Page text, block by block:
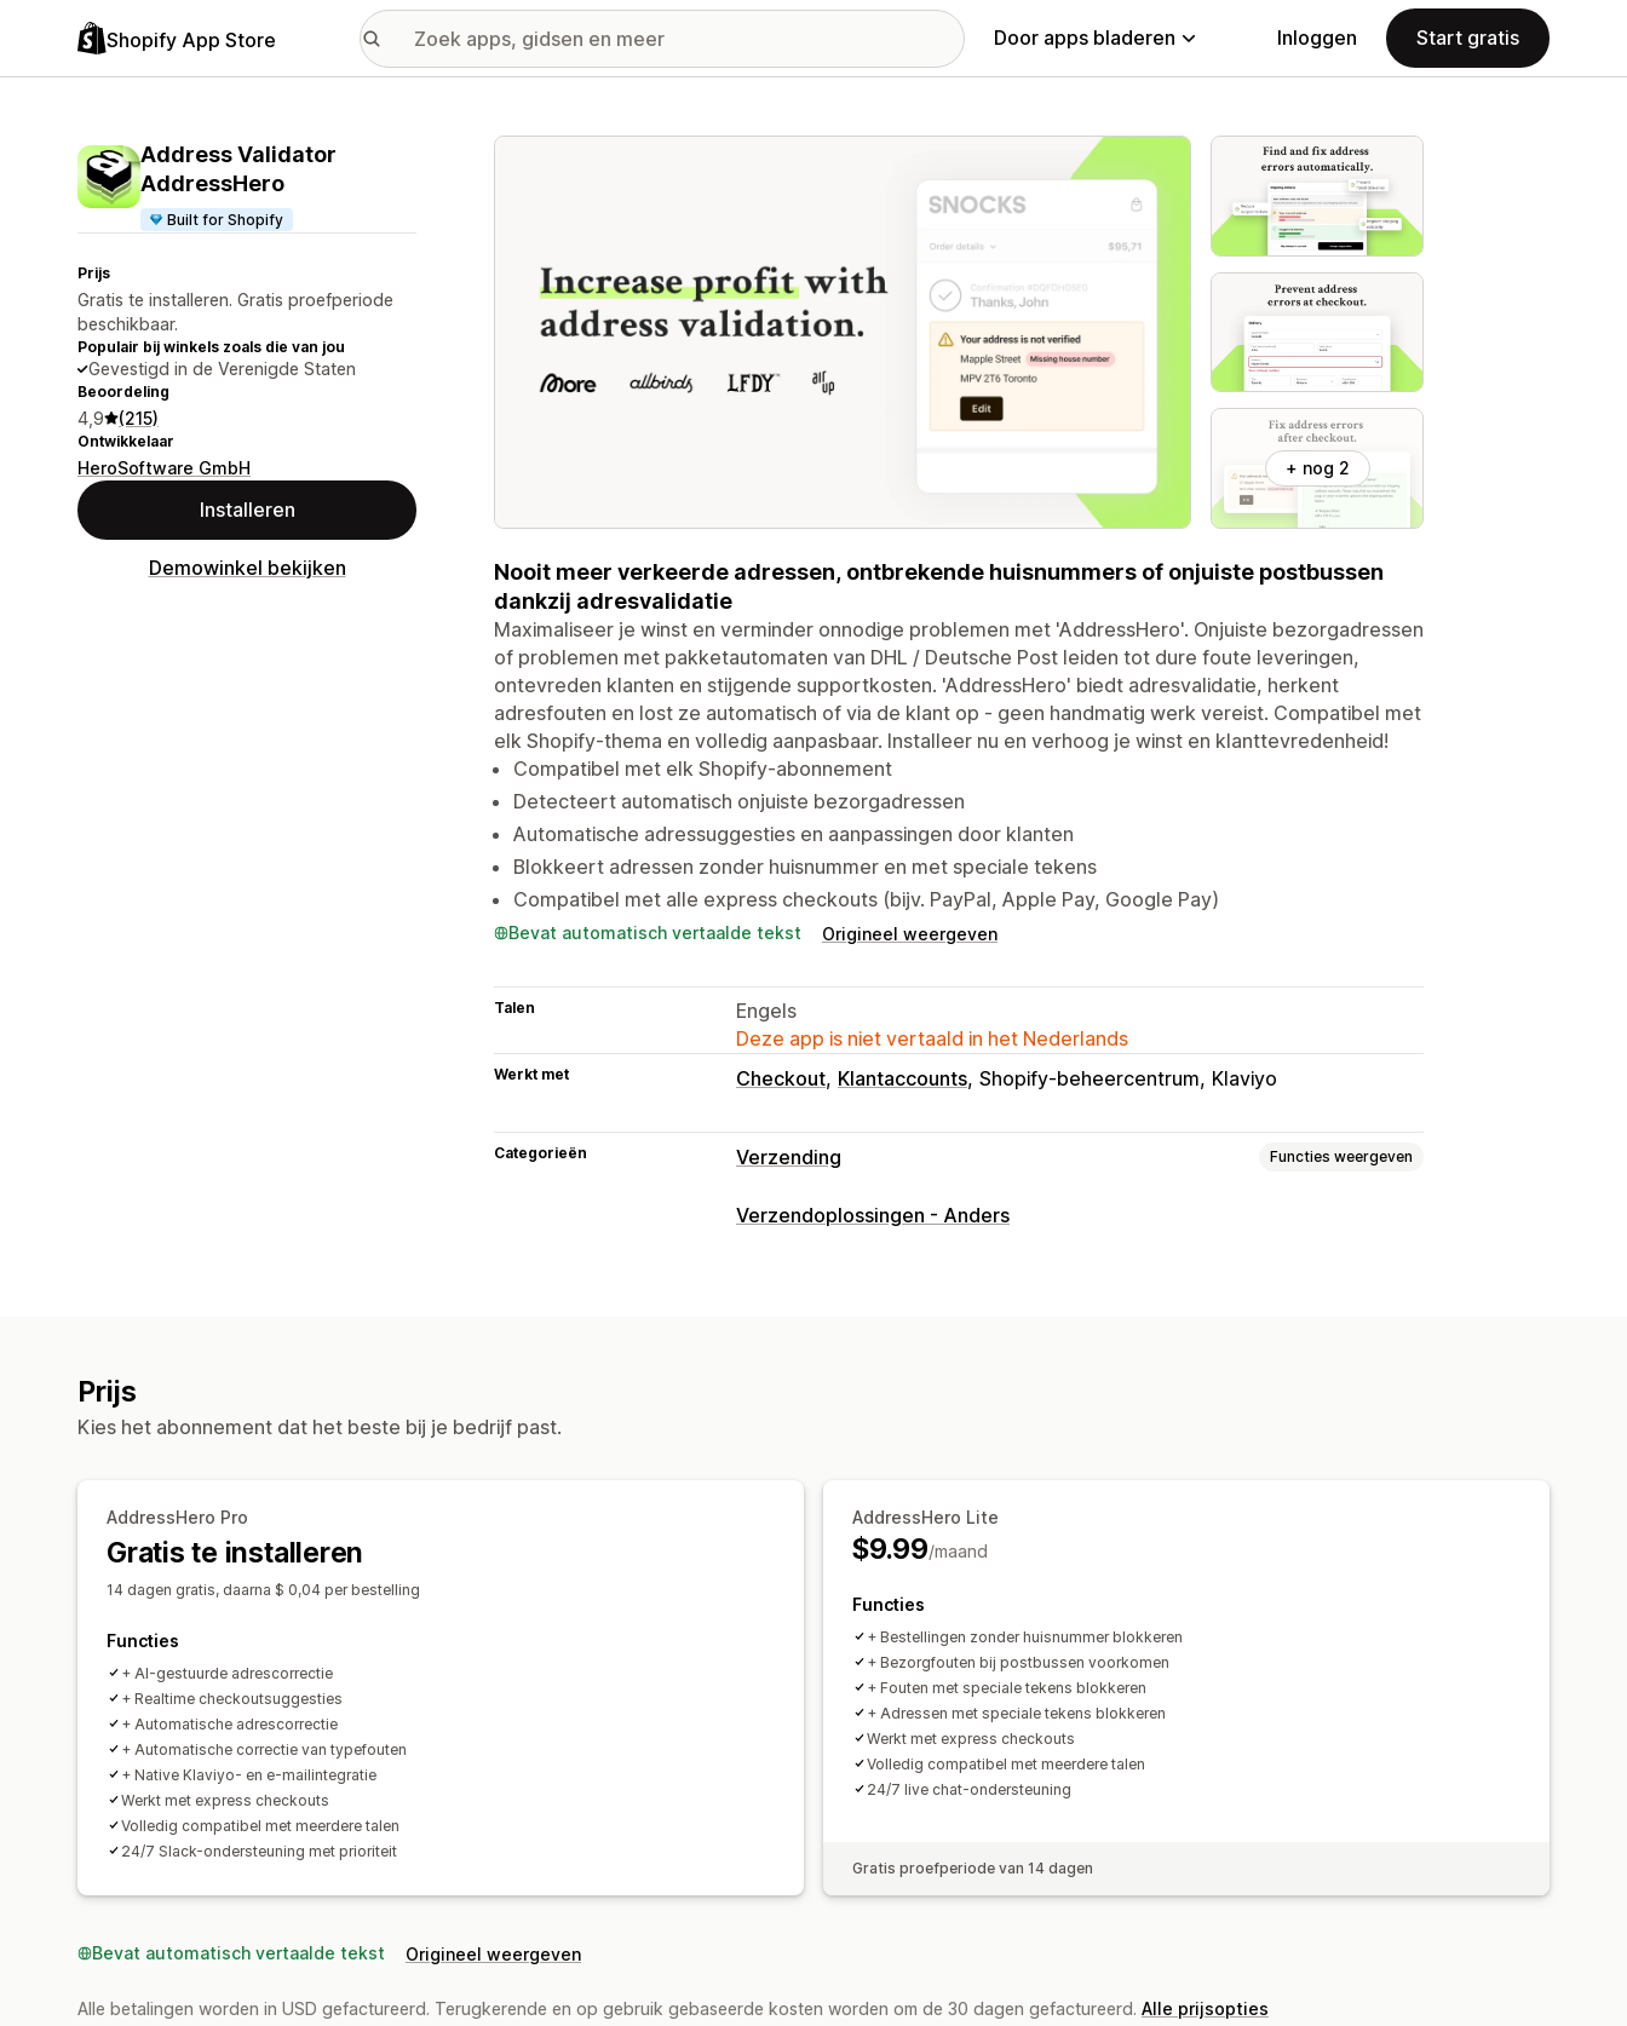
Shopify App Store Door apps bladeren Inloggen Start gratis
Address Validator
AddressHero
Built for Shopify
Prijs
Gratis te installeren. Gratis proefperiode
beschikbaar.
Populair bij winkels zoals die van jou
Gevestigd in de Verenigde Staten
Beoordeling
4,9 (215)
Ontwikkelaar
HeroSoftware GmbH
Installeren
Demowinkel bekijken
Galerij met uitgelichte afbeeldingen
+ nog 2
Nooit meer verkeerde adressen, ontbrekende huisnummers of onjuiste postbussen
dankzij adresvalidatie
Maximaliseer je winst en verminder onnodige problemen met 'AddressHero'. Onjuiste bezorgadressen
of problemen met pakketautomaten van DHL / Deutsche Post leiden tot dure foute leveringen,
ontevreden klanten en stijgende supportkosten. 'AddressHero' biedt adresvalidatie, herkent
adresfouten en lost ze automatisch of via de klant op - geen handmatig werk vereist. Compatibel met
elk Shopify-thema en volledig aanpasbaar. Installeer nu en verhoog je winst en klanttevredenheid!
Compatibel met elk Shopify-abonnement
Detecteert automatisch onjuiste bezorgadressen
Automatische adressuggesties en aanpassingen door klanten
Blokkeert adressen zonder huisnummer en met speciale tekens
Compatibel met alle express checkouts (bijv. PayPal, Apple Pay, Google Pay)
Bevat automatisch vertaalde tekst Origineel weergeven
Talen
Engels
Deze app is niet vertaald in het Nederlands
Werkt met Checkout Klantaccounts Shopify-beheercentrum Klaviyo
Categorieën Verzending Functies weergeven
Labels en verpakking
Verzendoplossingen - Anders
Prijs
Kies het abonnement dat het beste bij je bedrijf past.
AddressHero Pro
Gratis te installeren
14 dagen gratis, daarna $ 0,04 per bestelling
Functies
+ AI-gestuurde adrescorrectie
+ Realtime checkoutsuggesties
+ Automatische adrescorrectie
+ Automatische correctie van typefouten
+ Native Klaviyo- en e-mailintegratie
Werkt met express checkouts
Volledig compatibel met meerdere talen
24/7 Slack-ondersteuning met prioriteit
AddressHero Lite
$9.99/maand
Functies
+ Bestellingen zonder huisnummer blokkeren
+ Bezorgfouten bij postbussen voorkomen
+ Fouten met speciale tekens blokkeren
+ Adressen met speciale tekens blokkeren
Werkt met express checkouts
Volledig compatibel met meerdere talen
24/7 live chat-ondersteuning
Gratis proefperiode van 14 dagen
Bevat automatisch vertaalde tekst Origineel weergeven
Alle betalingen worden in USD gefactureerd. Terugkerende en op gebruik gebaseerde kosten worden om de 30 dagen gefactureerd. Alle prijsopties